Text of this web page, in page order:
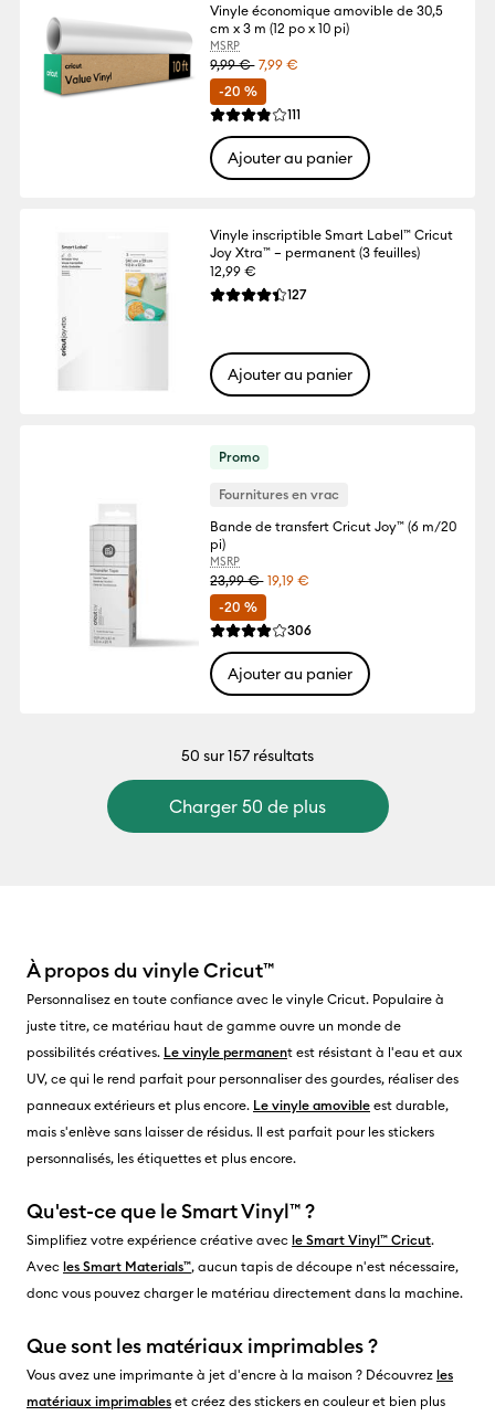
Vinyle économique amovible de 30,5
cm x 3 m (12 po x 10 pi)
MSRP
9,99 € 7,99 €
-20 %
La note moyenne de ce produit est 3.8
111
Ajouter au panier
Vinyle inscriptible Smart Label™ Cricut
Joy Xtra™ – permanent (3 feuilles)
12,99 €
La note moyenne de ce produit est 4.4
127Reviews
Ajouter au panier
Promo
Fournitures en vrac
Bande de transfert Cricut Joy™ (6 m/20
pi)
MSRP
23,99 € 19,19 €
-20 %
La note moyenne de ce produit est 3.9
306Reviews
Ajouter au panier
50 sur 157 résultats
Charger 50 de plus
À propos du vinyle Cricut™
Personnalisez en toute confiance avec le vinyle Cricut. Populaire à
juste titre, ce matériau haut de gamme ouvre un monde de
possibilités créatives. Le vinyle permanent est résistant à l'eau et aux
UV, ce qui le rend parfait pour personnaliser des gourdes, réaliser des
panneaux extérieurs et plus encore. Le vinyle amovible est durable,
mais s'enlève sans laisser de résidus. Il est parfait pour les stickers
personnalisés, les étiquettes et plus encore.
Qu'est-ce que le Smart Vinyl™ ?
Simplifiez votre expérience créative avec le Smart Vinyl™ Cricut.
Avec les Smart Materials™, aucun tapis de découpe n'est nécessaire,
donc vous pouvez charger le matériau directement dans la machine.
Que sont les matériaux imprimables ?
Vous avez une imprimante à jet d'encre à la maison ? Découvrez les
matériaux imprimables et créez des stickers en couleur et bien plus